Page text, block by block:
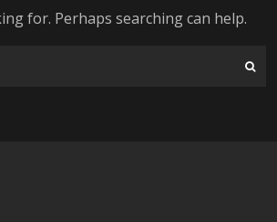
for. Perhaps searching can help.